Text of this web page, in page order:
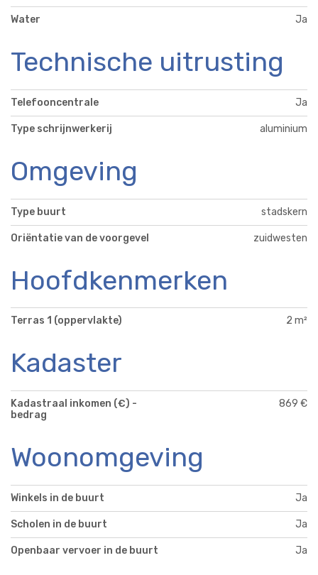
Water Ja
Technische uitrusting
Telefooncentrale Ja
Type schrijnwerkerij aluminium
Omgeving
Type buurt stadskern
Oriëntatie van de voorgevel zuidwesten
Hoofdkenmerken
Terras 1 (oppervlakte) 2 m²
Kadaster
Kadastraal inkomen (€) -
bedrag
869 €
Woonomgeving
Winkels in de buurt Ja
Scholen in de buurt Ja
Openbaar vervoer in de buurt Ja